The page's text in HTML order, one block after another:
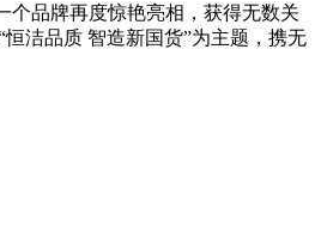
个品牌再度惊艳亮相，获得无数关
洁品质 智造新国货”为主题，携无